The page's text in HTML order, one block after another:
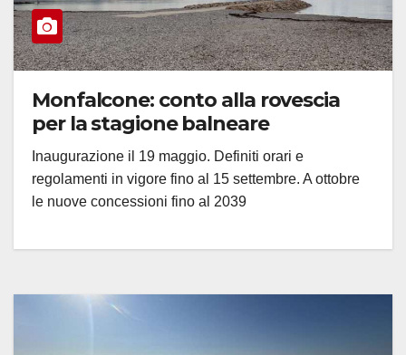
Monfalcone: conto alla rovescia
per la stagione balneare
Inaugurazione il 19 maggio. Definiti orari e
regolamenti in vigore fino al 15 settembre. A ottobre
le nuove concessioni fino al 2039